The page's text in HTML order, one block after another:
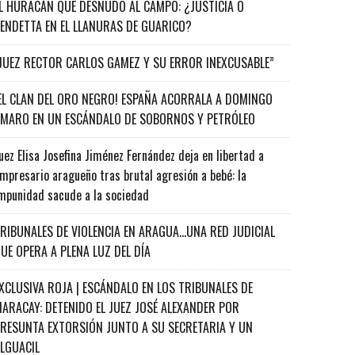
HURACÁN QUE DESNUDÓ AL CAMPO: ¿JUSTICIA O
EN EL LLANURAS DE GUARICO?
RECTOR CARLOS GAMEZ Y SU ERROR INEXCUSABLE”
CLAN DEL ORO NEGRO! ESPAÑA ACORRALA A DOMINGO
EN UN ESCÁNDALO DE SOBORNOS Y PETRÓLEO
Elisa Josefina Jiménez Fernández deja en libertad a
aragueño tras brutal agresión a bebé: la
sacude a la sociedad
DE VIOLENCIA EN ARAGUA…UNA RED JUDICIAL
OPERA A PLENA LUZ DEL DÍA
ROJA | ESCÁNDALO EN LOS TRIBUNALES DE
DETENIDO EL JUEZ JOSÉ ALEXANDER POR
EXTORSIÓN JUNTO A SU SECRETARIA Y UN